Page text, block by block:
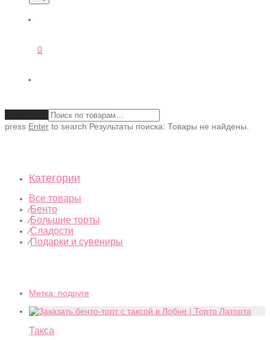
0
press Enter to search Результаты поиска: Товары не найдены.
Категории
Все товары
⁄Бенто
⁄Большие торты
⁄Сладости
⁄Подарки и сувениры
Метка: подруге
Такса